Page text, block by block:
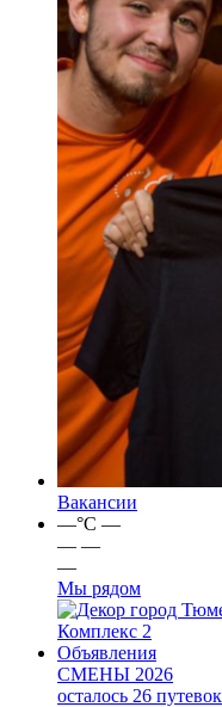
Вакансии
—°C —
— —
—
Мы рядом
город
Комплекс 2
Объявления
СМЕНЫ 2026
осталось 26 путевок